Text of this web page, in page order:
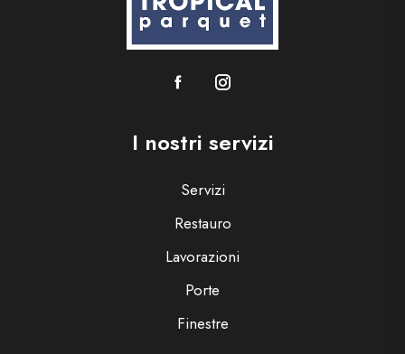
I nostri servizi
Servizi
Restauro
Lavorazioni
Porte
Finestre